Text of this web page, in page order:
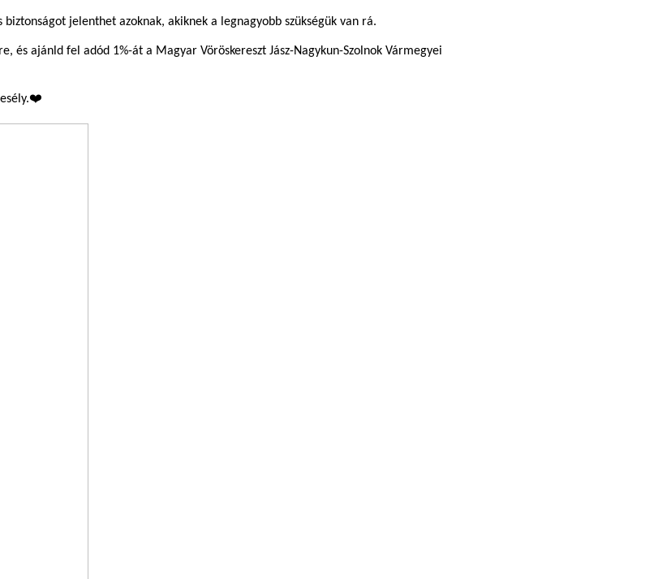
jelenthet azoknak, akiknek a legnagyobb szükségük van rá.
és ajánld fel adód 1%-át a Magyar Vöröskereszt Jász-Nagykun-Szolnok Vármegyei
esély.❤️